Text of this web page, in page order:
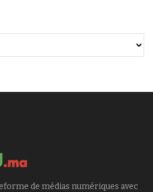
de médias numériques avec